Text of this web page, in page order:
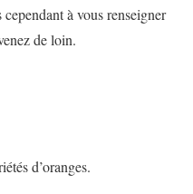
à vous renseigner
de loin.
d’oranges.